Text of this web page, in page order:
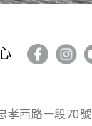
孝西路一段70號